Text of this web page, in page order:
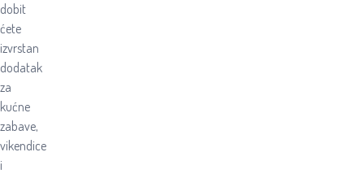
dobit
ćete
izvrstan
dodatak
za
kućne
zabave,
vikendice
i